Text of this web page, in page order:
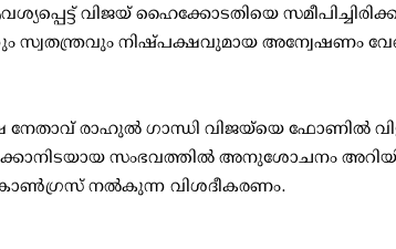
വിജയ് ഹൈക്കോടതിയെ
സ്വതന്ത്രവും നിഷ്പക്ഷവുമായ അന്വേഷണം
രാഹുല്‍ ഗാന്ധി വിജയ്‌യെ ഫോണില്‍
സംഭവത്തില്‍ അനുശോചനം
കോണ്‍ഗ്രസ് നല്‍കുന്ന വിശദീകരണം.